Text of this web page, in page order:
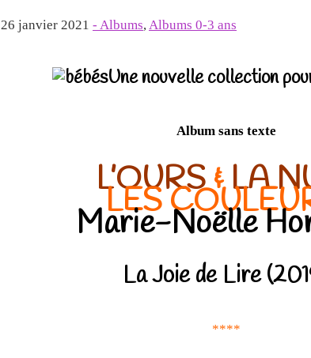
26 janvier 2021 - Albums,Albums 0-3 ans
Une nouvelle collection
Album sans texte
L’OURS&LA
LES
Marie-Noëlle
La Joie de Lire
****